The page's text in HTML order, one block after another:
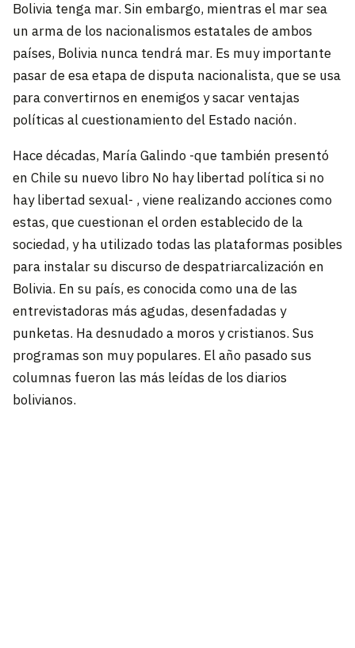
Bolivia tenga mar. Sin embargo, mientras el mar sea
un arma de los nacionalismos estatales de ambos
países, Bolivia nunca tendrá mar. Es muy importante
pasar de esa etapa de disputa nacionalista, que se usa
para convertirnos en enemigos y sacar ventajas
políticas al cuestionamiento del Estado nación.
Hace décadas, María Galindo -que también presentó
en Chile su nuevo libro No hay libertad política si no
hay libertad sexual- , viene realizando acciones como
estas, que cuestionan el orden establecido de la
sociedad, y ha utilizado todas las plataformas posibles
para instalar su discurso de despatriarcalización en
Bolivia. En su país, es conocida como una de las
entrevistadoras más agudas, desenfadadas y
punketas. Ha desnudado a moros y cristianos. Sus
programas son muy populares. El año pasado sus
columnas fueron las más leídas de los diarios
bolivianos.